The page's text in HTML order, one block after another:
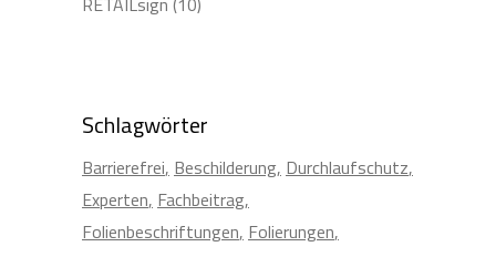
Schlagwörter
Barrierefrei Beschilderung Durchlaufschutz
Experten Fachbeitrag
Folienbeschriftungen Folierungen